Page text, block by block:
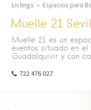
Listings Espacios para
Muelle 21
Muelle 21 es un
eventos situado en
Guadalquivir y con
722 476 027